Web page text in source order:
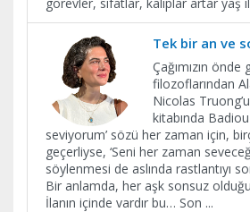
Tek bir an ve
Çağımızın önde
filozoflarından
Nicolas
kitabında
seviyorum’ sözü her zaman için,
geçerliyse, ‘Seni her zaman
söylenmesi de aslında rastlantıyı
Bir anlamda, her aşk sonsuz
İlanın içinde vardır bu… Son ...